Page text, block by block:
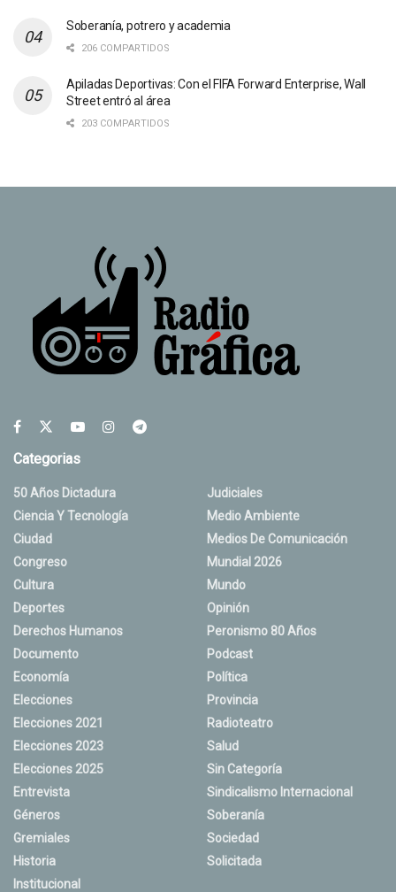
Soberanía, potrero y academia
206 COMPARTIDOS
Apiladas Deportivas: Con el FIFA Forward Enterprise, Wall
Street entró al área
203 COMPARTIDOS
Categorias
50 Años Dictadura
Ciencia Y Tecnología
Ciudad
Congreso
Cultura
Deportes
Derechos Humanos
Documento
Economía
Elecciones
Elecciones 2021
Elecciones 2023
Elecciones 2025
Entrevista
Géneros
Gremiales
Historia
Institucional
Judiciales
Medio Ambiente
Medios De Comunicación
Mundial 2026
Mundo
Opinión
Peronismo 80 Años
Podcast
Política
Provincia
Radioteatro
Salud
Sin Categoría
Sindicalismo Internacional
Soberanía
Sociedad
Solicitada